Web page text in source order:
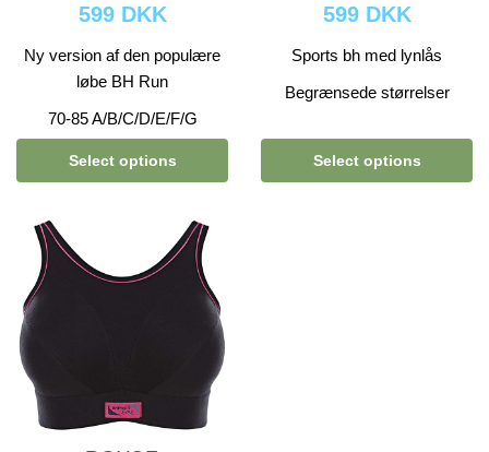
599 DKK
Ny version af den populære
løbe BH Run
70-85 A/B/C/D/E/F/G
Select options
599 DKK
Sports bh med lynlås
Begrænsede størrelser
Select options